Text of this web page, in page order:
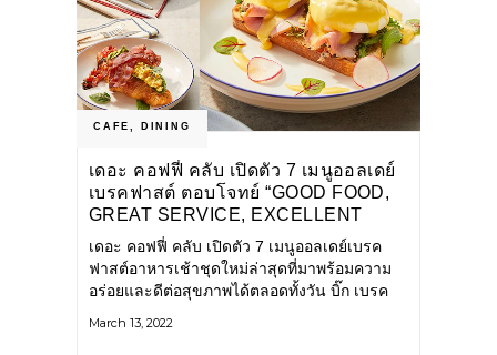
CAFE, DINING
เดอะ คอฟฟี่ คลับ เปิดตัว 7 เมนูออลเดย์
เบรคฟาสต์ ตอบโจทย์ “GOOD FOOD,
GREAT SERVICE, EXCELLENT
COFFEE”
เดอะ คอฟฟี่ คลับ เปิดตัว 7 เมนูออลเดย์เบรค
ฟาสต์อาหารเช้าชุดใหม่ล่าสุดที่มาพร้อมความ
อร่อยและดีต่อสุขภาพได้ตลอดทั้งวัน บิ๊ก เบรค
(Healthy Breakfast Platter) เมนูนี้ถูกใจสายคน
March 13, 2022